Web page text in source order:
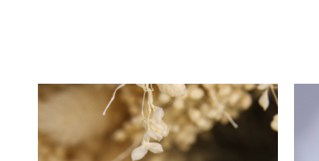
Inelele, lucrate manual,
Pentru a comanda
întâlnire de consiliere în
Termenul mediu de
materialelor, termenul se